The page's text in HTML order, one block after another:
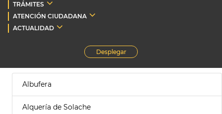
TRÁMITES
ATENCIÓN CIUDADANA
ACTUALIDAD
Desplegar
Albufera
Alquería de Solache